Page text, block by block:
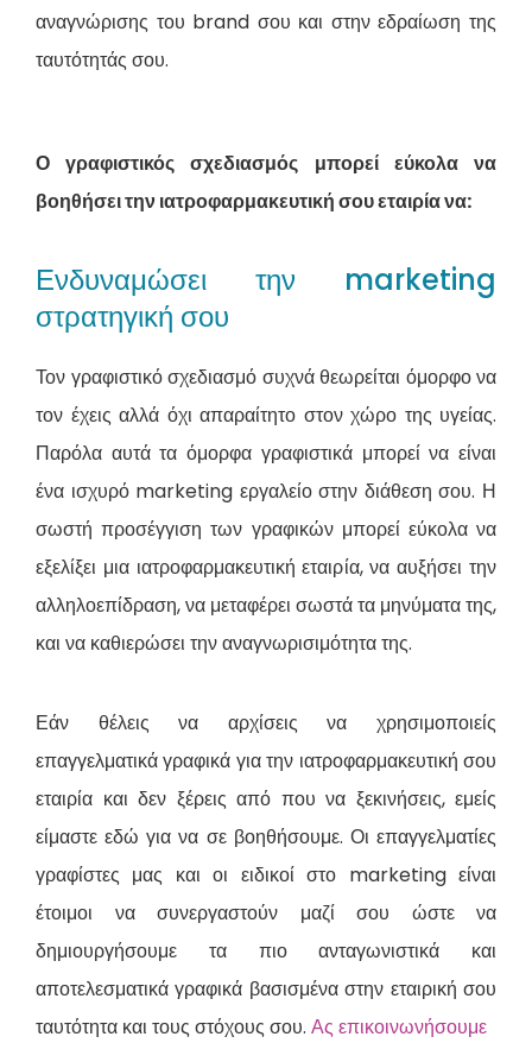
αναγνώρισης του brand σου και στην εδραίωση της
ταυτότητάς σου.
Ο γραφιστικός σχεδιασμός μπορεί εύκολα να
βοηθήσει την ιατροφαρμακευτική σου εταιρία να:
Ενδυναμώσει την marketing
στρατηγική σου
Τον γραφιστικό σχεδιασμό συχνά θεωρείται όμορφο να
τον έχεις αλλά όχι απαραίτητο στον χώρο της υγείας.
Παρόλα αυτά τα όμορφα γραφιστικά μπορεί να είναι
ένα ισχυρό marketing εργαλείο στην διάθεση σου. Η
σωστή προσέγγιση των γραφικών μπορεί εύκολα να
εξελίξει μια ιατροφαρμακευτική εταιρία, να αυξήσει την
αλληλοεπίδραση, να μεταφέρει σωστά τα μηνύματα της,
και να καθιερώσει την αναγνωρισιμότητα της.
Εάν θέλεις να αρχίσεις να χρησιμοποιείς
επαγγελματικά γραφικά για την ιατροφαρμακευτική σου
εταιρία και δεν ξέρεις από που να ξεκινήσεις, εμείς
είμαστε εδώ για να σε βοηθήσουμε. Οι επαγγελματίες
γραφίστες μας και οι ειδικοί στο marketing είναι
έτοιμοι να συνεργαστούν μαζί σου ώστε να
δημιουργήσουμε τα πιο ανταγωνιστικά και
αποτελεσματικά γραφικά βασισμένα στην εταιρική σου
ταυτότητα και τους στόχους σου. Ας επικοινωνήσουμε